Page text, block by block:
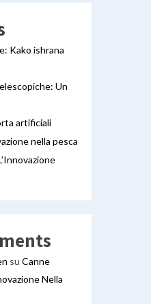
Kako ishrana
Un
artificiali
nella pesca
su Canne
Nella